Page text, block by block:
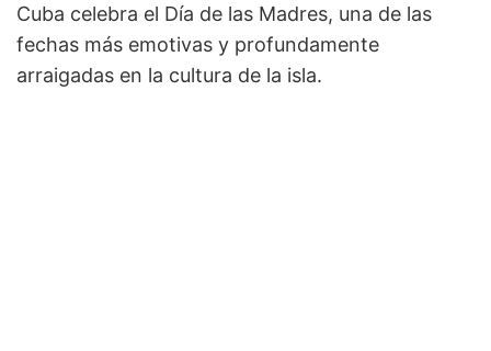
Cuba celebra el Día de las Madres, una de las
fechas más emotivas y profundamente
arraigadas en la cultura de la isla.